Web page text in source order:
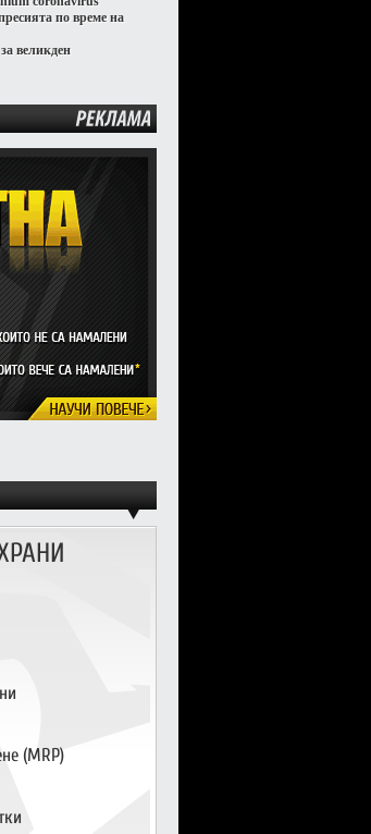
по време на
великден
(MRP)